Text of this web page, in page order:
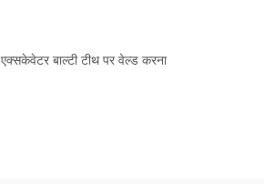
एक्सकेवेटर बाल्टी टीथ पर वेल्ड करना